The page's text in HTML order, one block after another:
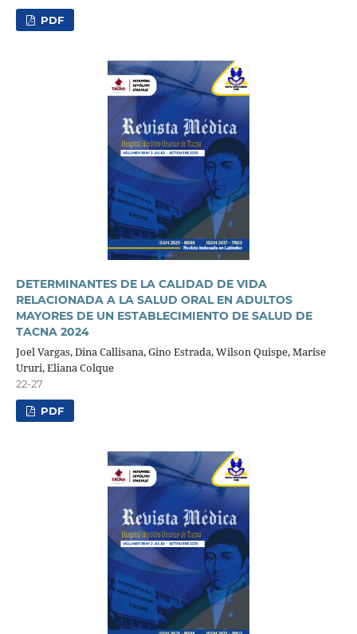
PDF
DETERMINANTES DE LA CALIDAD DE VIDA
RELACIONADA A LA SALUD ORAL EN ADULTOS
MAYORES DE UN ESTABLECIMIENTO DE SALUD DE
TACNA 2024
Joel Vargas, Dina Callisana, Gino Estrada, Wilson Quispe, Marise
Ururi, Eliana Colque
22-27
PDF